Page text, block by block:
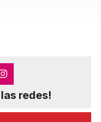
redes!